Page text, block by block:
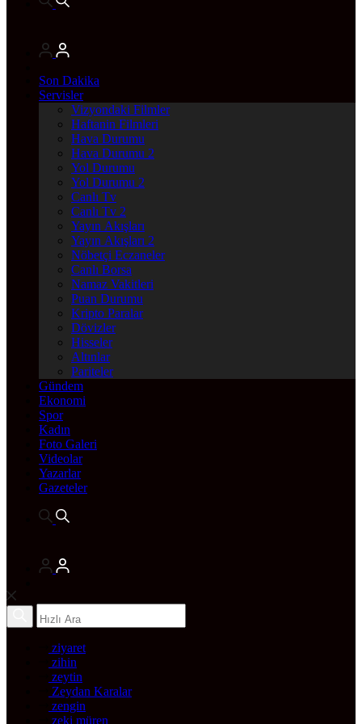
Son Dakika
Servisler
Vizyondaki Filmler
Haftanin Filmleri
Hava Durumu
Hava Durumu 2
Yol Durumu
Yol Durumu 2
Canlı Tv
Canlı Tv 2
Yayın Akışları
Yayın Akışları 2
Nöbetçi Eczaneler
Canlı Borsa
Namaz Vakitleri
Puan Durumu
Kripto Paralar
Dövizler
Hisseler
Altınlar
Pariteler
Gündem
Ekonomi
Spor
Kadın
Foto Galeri
Videolar
Yazarlar
Gazeteler
ziyaret
zihin
zeytin
Zeydan Karalar
zengin
zeki müren